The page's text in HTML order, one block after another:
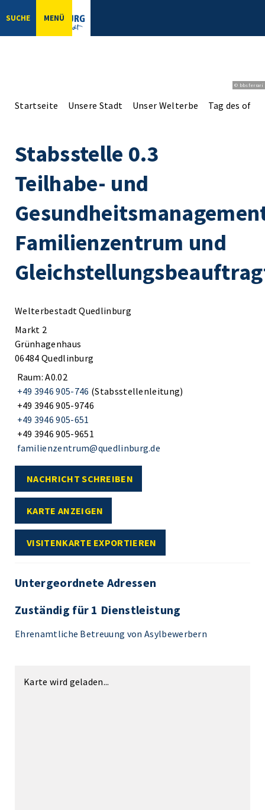
SUCHE MENÜ
© bbsferrari
Startseite Unsere Stadt Unser Welterbe Tag des
Stabsstelle 0.3
Teilhabe- und
Familienzentrum und
Welterbestadt Quedlinburg
Markt 2
Grünhagenhaus
06484 Quedlinburg
Raum: A0.02
+49 3946 905-746 (Stabsstellenleitung)
+49 3946 905-9746
+49 3946 905-651
+49 3946 905-9651
familienzentrum@quedlinburg.de
NACHRICHT SCHREIBEN
KARTE ANZEIGEN
VISITENKARTE EXPORTIEREN
Untergeordnete Adressen
Zuständig für 1 Dienstleistung
Ehrenamtliche Betreuung von Asylbewerbern
Karte wird geladen...